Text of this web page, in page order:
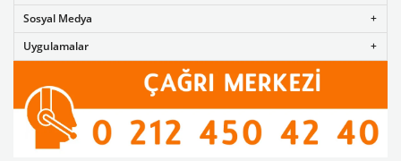
Sosyal Medya
Uygulamalar